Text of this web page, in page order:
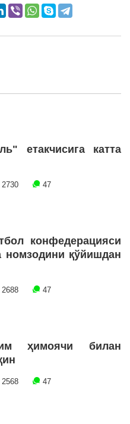
етакчисига катта
2730 47
конфедерацияси
номзодини қўйишдан
2688 47
ҳимоячи билан
2568 47